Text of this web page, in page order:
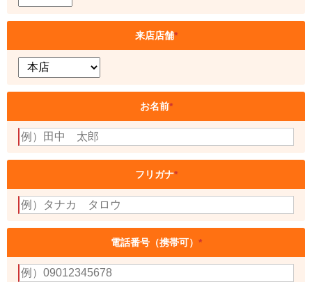
来店店舗*
お名前*
フリガナ*
電話番号（携帯可） *